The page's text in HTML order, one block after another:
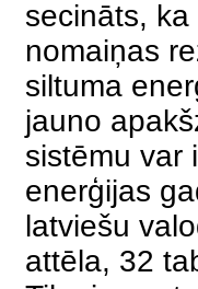
secināts,
nomaiņas
siltuma
jauno
sistēmu var
enerģijas
latviešu
attēla, 32